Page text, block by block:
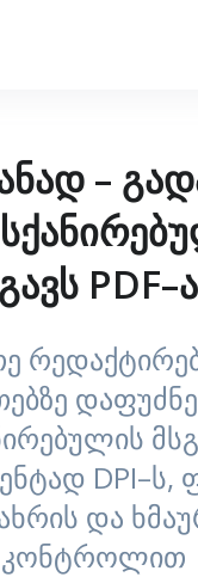
–
DPI–ს,
და
კონტროლით